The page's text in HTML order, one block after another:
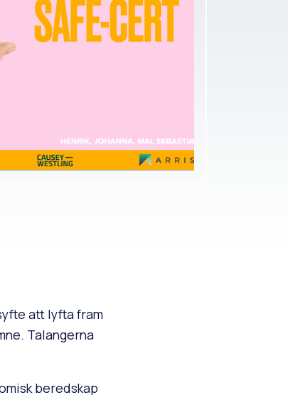
att lyfta fram
Talangerna
beredskap